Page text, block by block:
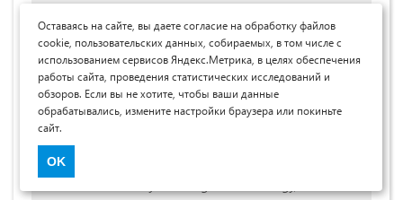
д-р хим. наук, проф. кафедры Химическая технология,
Навоийского государственного горно-технологического
университета,
Республика Узбекистан, г. Навои
Professor of the Department of Chemical Technology,
Оставаясь на сайте, вы даете согласие на обработку файлов
cookie, пользовательских данных, собираемых, в том числе с
использованием сервисов Яндекс.Метрика, в целях обеспечения
работы сайта, проведения статистических исследований и
обзоров. Если вы не хотите, чтобы ваши данные
обрабатывались, измените настройки браузера или покиньте
сайт.
OK